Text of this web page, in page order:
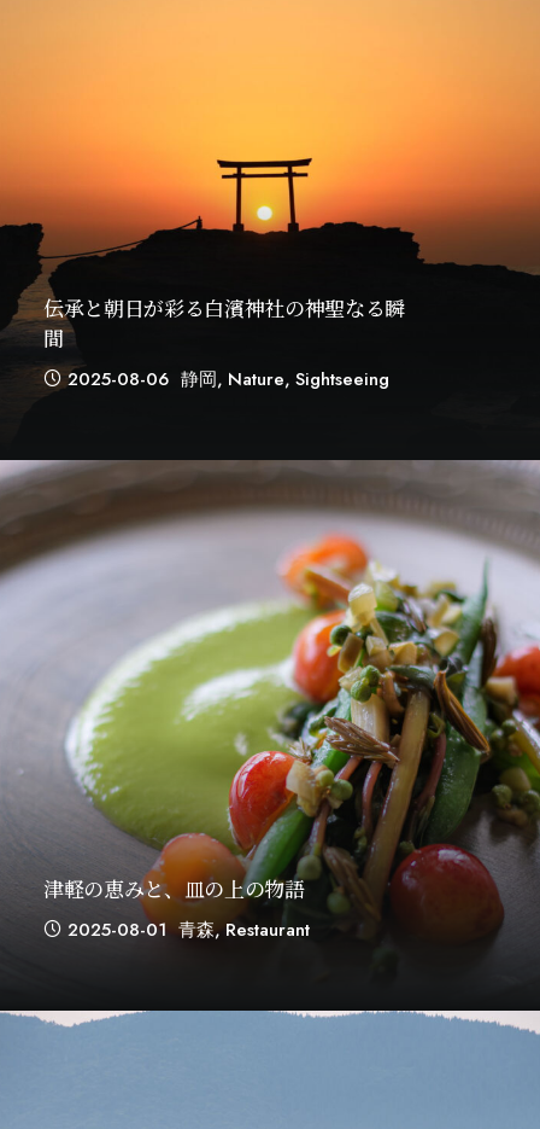
伝承と朝日が彩る白濱神社の神聖なる瞬
間
2025-08-06 静岡, Nature, Sightseeing
津軽の恵みと、皿の上の物語
2025-08-01 青森,Restaurant